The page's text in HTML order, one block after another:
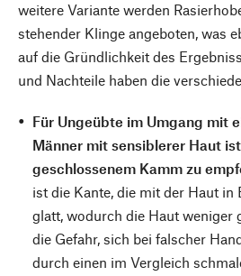
weitere Variante werden
stehender Klinge angeboten, was
auf die Gründlichkeit des
und Nachteile haben die
Für Ungeübte im Umgang mit
Männer mit sensiblerer Haut
geschlossenem Kamm zu
ist die Kante, die mit der Haut
glatt, wodurch die Haut weniger
die Gefahr, sich bei falscher
durch einen im Vergleich